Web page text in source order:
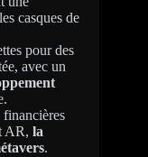
casques de
pour des
avec un
financières
AR, la
.